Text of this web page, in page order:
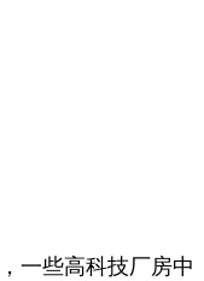
，一些高科技厂房中